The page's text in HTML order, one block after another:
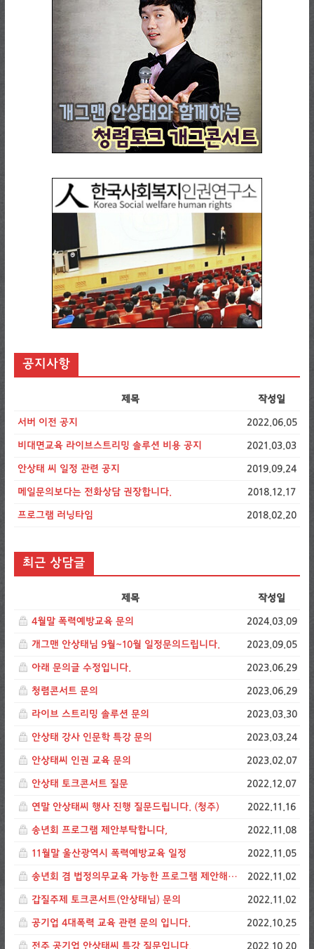
공지사항
제목 작성일
서버 이전 공지 2022.06.05
비대면교육 라이브스트리밍 솔루션 비용 공지 2021.03.03
안상태 씨 일정 관련 공지 2019.09.24
메일문의보다는 전화상담 권장합니다. 2018.12.17
프로그램 러닝타임 2018.02.20
최근 상담글
제목 작성일
4월말 폭력예방교육 문의 2024.03.09
개그맨 안상태님 9월~10월 일정문의드립니다. 2023.09.05
아래 문의글 수정입니다. 2023.06.29
청렴콘서트 문의 2023.06.29
라이브 스트리밍 솔루션 문의 2023.03.30
안상태 강사 인문학 특강 문의 2023.03.24
안상태씨 인권 교육 문의 2023.02.07
안상태 토크콘서트 질문 2022.12.07
연말 안상태씨 행사 진행 질문드립니다. (청주) 2022.11.16
송년회 프로그램 제안부탁합니다, 2022.11.08
11월말 울산광역시 폭력예방교육 일정 2022.11.05
송년회 겸 법정의무교육 가능한 프로그램 제안해주세요 2022.11.02
갑질주제 토크콘서트(안상태님) 문의 2022.11.02
공기업 4대폭력 교육 관련 문의 입니다. 2022.10.25
전주 공기업 안상태씨 특강 질문입니다. 2022.10.20